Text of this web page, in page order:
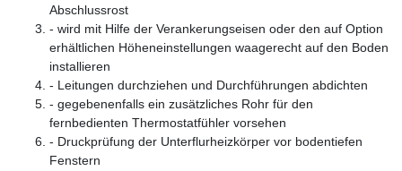
Abschlussrost
- wird mit Hilfe der Verankerungseisen oder den auf Option
erhältlichen Höheneinstellungen waagerecht auf den Boden
installieren
- Leitungen durchziehen und Durchführungen abdichten
- gegebenenfalls ein zusätzliches Rohr für den
fernbedienten Thermostatfühler vorsehen
- Druckprüfung der Unterflurheizkörper vor bodentiefen
Fenstern